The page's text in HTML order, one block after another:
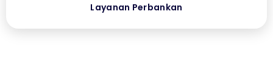
Layanan Perbankan